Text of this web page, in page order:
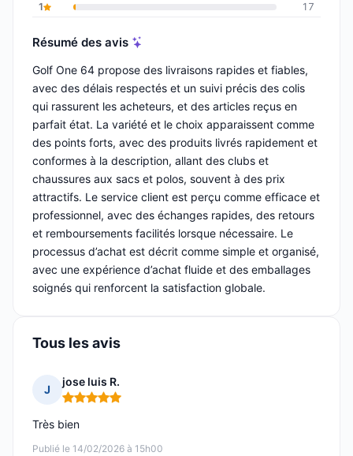
1
17
Résumé des avis
Golf One 64 propose des livraisons rapides et fiables,
avec des délais respectés et un suivi précis des colis
qui rassurent les acheteurs, et des articles reçus en
parfait état. La variété et le choix apparaissent comme
des points forts, avec des produits livrés rapidement et
conformes à la description, allant des clubs et
chaussures aux sacs et polos, souvent à des prix
attractifs. Le service client est perçu comme efficace et
professionnel, avec des échanges rapides, des retours
et remboursements facilités lorsque nécessaire. Le
processus d’achat est décrit comme simple et organisé,
avec une expérience d’achat fluide et des emballages
soignés qui renforcent la satisfaction globale.
Tous les avis
J
jose luis R.
Note : 5 sur 5
Publié le 14/02/2026 à 15h00
Très bien